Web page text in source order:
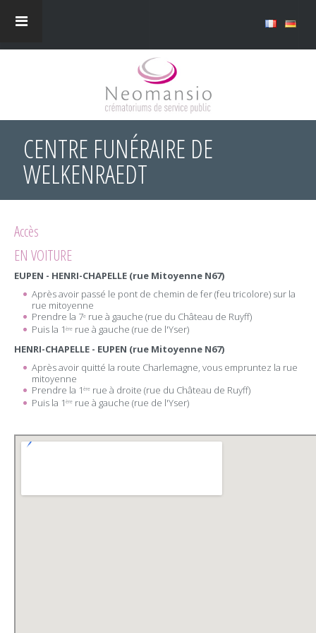
CENTRE FUNÉRAIRE DE
WELKENRAEDT
Accès
EN VOITURE
EUPEN - HENRI-CHAPELLE (rue Mitoyenne N67)
Après avoir passé le pont de chemin de fer (feu tricolore) sur la
rue mitoyenne
Prendre la 7e rue à gauche (rue du Château de Ruyff)
Puis la 1 ère rue à gauche (rue de l'Yser)
HENRI-CHAPELLE - EUPEN (rue Mitoyenne N67)
Après avoir quitté la route Charlemagne, vous empruntez la rue
mitoyenne
Prendre la 1 ère rue à droite (rue du Château de Ruyff)
Puis la 1 ère rue à gauche (rue de l'Yser)